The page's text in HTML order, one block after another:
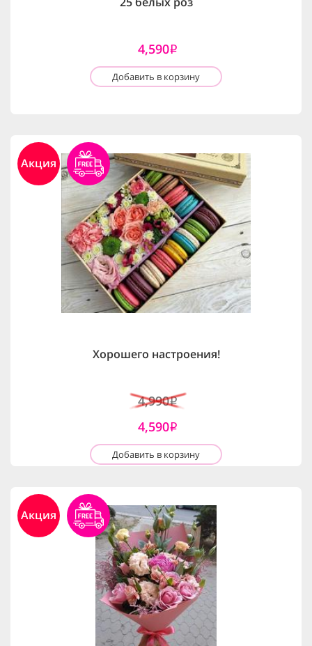
4,590i
Добавить в корзину
Акция
Хорошего настроения!
4,990i
4,590i
Добавить в корзину
Акция